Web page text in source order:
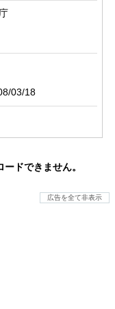
03/18
ドできません。
広告を全て非表示